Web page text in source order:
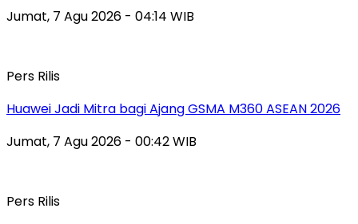
Jumat, 7 Agu 2026 - 04:14 WIB
Pers Rilis
Huawei Jadi Mitra bagi Ajang GSMA M360 ASEAN 2026
Jumat, 7 Agu 2026 - 00:42 WIB
Pers Rilis